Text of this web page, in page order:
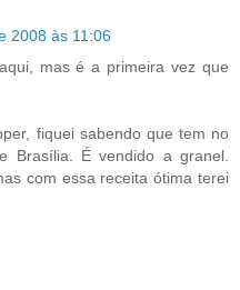
2008 às 11:06
mas é a primeira vez que
fiquei sabendo que tem no
Brasília. É vendido a granel.
com essa receita ótima terei